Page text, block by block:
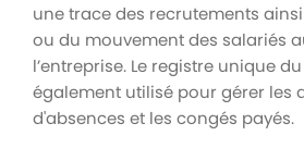
une trace des recrutements
ou du mouvement des salariés
l’entreprise. Le registre unique
également utilisé pour gérer les
d'absences et les congés payés.